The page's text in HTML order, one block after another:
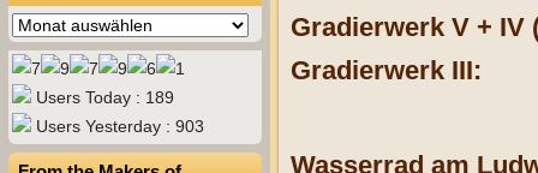
Archiv
Users Today : 189
Users Yesterday : 903
Gradierwerk V + IV
Gradierwerk III:
Wasserrad am